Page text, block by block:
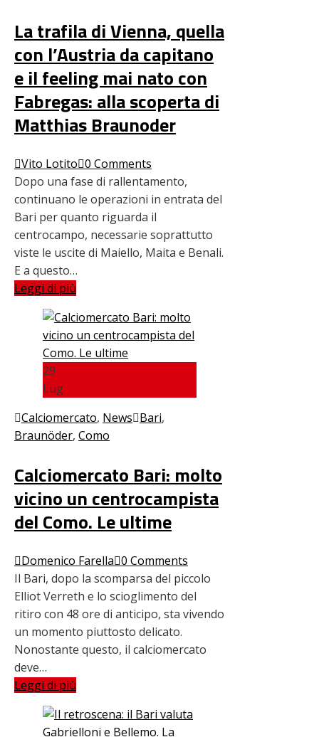
La trafila di Vienna, quella
con l’Austria da capitano
e il feeling mai nato con
Fabregas: alla scoperta di
Matthias Braunoder
Vito Lotito 0 Comments
Dopo una fase di rallentamento,
continuano le operazioni in entrata del
Bari per quanto riguarda il
centrocampo, necessarie soprattutto
viste le uscite di Maiello, Maita e Benali.
E a questo…
Leggi di più
29
Lug
Calciomercato, News Bari,
Braunöder, Como
Calciomercato Bari: molto
vicino un centrocampista
del Como. Le ultime
Domenico Farella 0 Comments
Il Bari, dopo la scomparsa del piccolo
Elliot Verreth e lo scioglimento del
ritiro con 48 ore di anticipo, sta vivendo
un momento piuttosto delicato.
Nonostante questo, il calciomercato
deve…
Leggi di più